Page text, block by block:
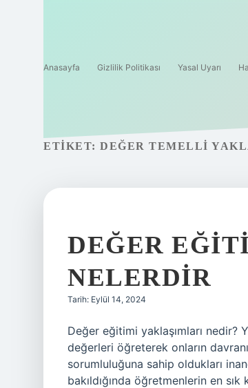
Anasayfa Gizlilik Politikası Yasal Uyarı
ETIKET: DEĞER TEMELLI
DEĞER
NELERDIR
Tarih: Eylül 14, 2024
Değer eğitimi yaklaşımları nedir?
değerleri öğreterek onların
sorumluluğuna sahip oldukları
bakıldığında öğretmenlerin en